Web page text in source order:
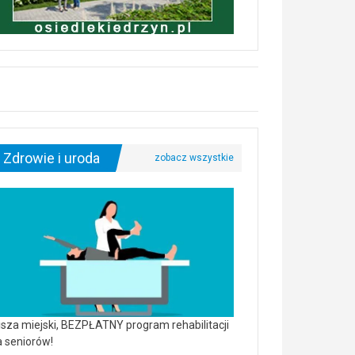
Zdrowie i uroda
miejski, BEZPŁATNY program rehabilitacji
seniorów!